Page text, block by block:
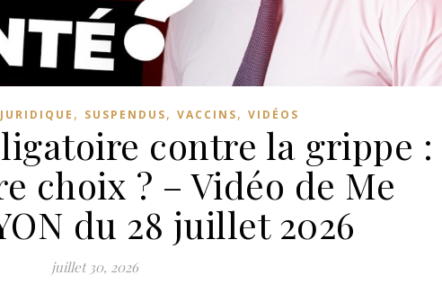
JURIDIQUE , SUSPENDUS, VACCINS, VIDÉOS
contre la grippe :
choix ? – Vidéo de Me
du 28 juillet 2026
juillet 30, 2026